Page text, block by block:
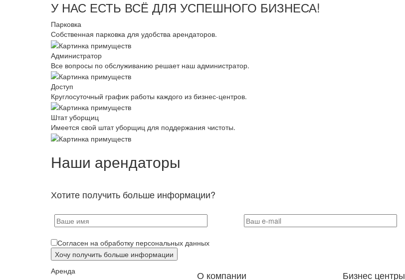
У НАС ЕСТЬ ВСЁ ДЛЯ УСПЕШНОГО БИЗНЕСА!
Парковка
Собственная парковка для удобства арендаторов.
Администратор
Все вопросы по обслуживанию решает наш администратор.
Доступ
Круглосуточный график работы каждого из бизнес-центров.
Штат уборщиц
Имеется свой штат уборщиц для поддержания чистоты.
Наши арендаторы
Хотите получить больше информации?
Согласен на обработку персональных данных
Аренда О компании Бизнес центры